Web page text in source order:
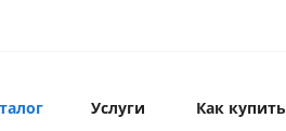
Услуги Как купить